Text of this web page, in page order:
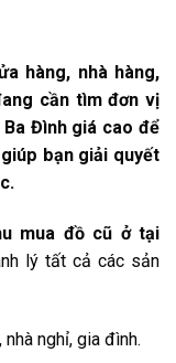
hàng, nhà hàng,
cần tìm đơn vị
Đình giá cao để
bạn giải quyết
mua đồ cũ ở tại
lý tất cả các sản
nghỉ, gia đình.